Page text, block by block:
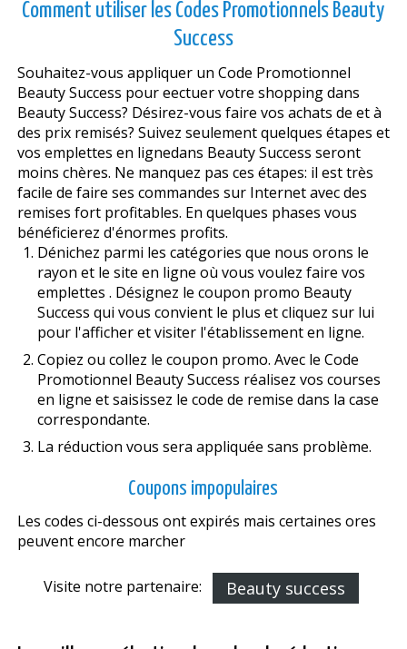
Comment utiliser les Codes Promotionnels Beauty
Success
Souhaitez-vous appliquer un Code Promotionnel
Beauty Success pour effectuer votre shopping dans
Beauty Success? Désirez-vous faire vos achats de et à
des prix remisés? Suivez seulement quelques étapes et
vos emplettes en lignedans Beauty Success seront
moins chères. Ne manquez pas ces étapes: il est très
facile de faire ses commandes sur Internet avec des
remises fort profitables. En quelques phases vous
bénéficierez d'énormes profits.
Dénichez parmi les catégories que nous offrons le
rayon et le site en ligne où vous voulez faire vos
emplettes . Désignez le coupon promo Beauty
Success qui vous convient le plus et cliquez sur lui
pour l'afficher et visiter l'établissement en ligne.
Copiez ou collez le coupon promo. Avec le Code
Promotionnel Beauty Success réalisez vos courses
en ligne et saisissez le code de remise dans la case
correspondante.
La réduction vous sera appliquée sans problème.
Coupons impopulaires
Les codes ci-dessous ont expirés mais certaines offres
peuvent encore marcher
Visite notre partenaire: Beauty success